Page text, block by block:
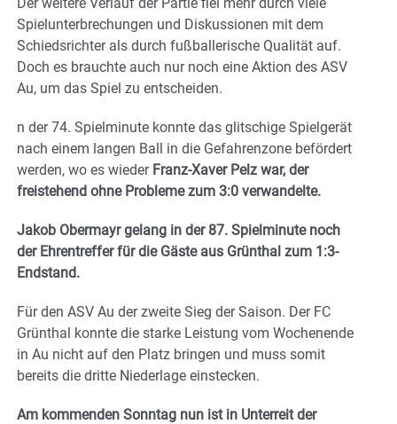
Spielunterbrechungen und Diskussionen mit dem
Schiedsrichter als durch fußballerische Qualität auf.
Doch es brauchte auch nur noch eine Aktion des ASV
Au, um das Spiel zu entscheiden.
n der 74. Spielminute konnte das glitschige Spielgerät
nach einem langen Ball in die Gefahrenzone befördert
werden, wo es wiederFranz-Xaver Pelz war, der
freistehend ohne Probleme zum 3:0 verwandelte.
Jakob Obermayr gelang in der 87. Spielminute noch
der Ehrentreffer für die Gäste aus Grünthal zum 1:3-
Endstand.
Für den ASV Au der zweite Sieg der Saison. Der FC
Grünthal konnte die starke Leistung vom Wochenende
in Au nicht auf den Platz bringen und muss somit
bereits die dritte Niederlage einstecken.
Am kommenden Sonntag nun ist in Unterreit der